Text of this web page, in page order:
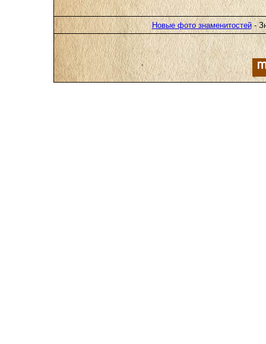
Новые фото знаменитостей-